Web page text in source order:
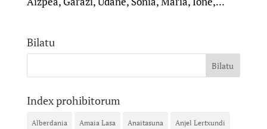
Bilatu
Index prohibitorum
Alberdania Amaia Lasa Anaitasuna Anjel Lertxundi